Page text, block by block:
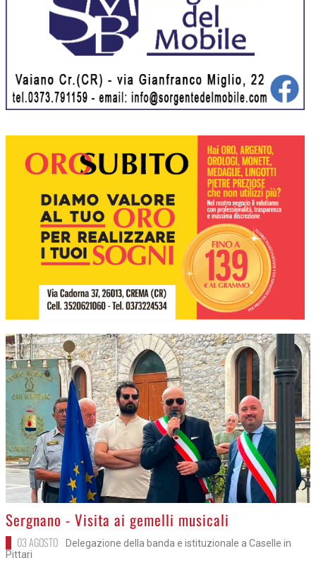
>
Sergnano - Visita ai gemelli musicali
03 AGOSTO
Delegazione della banda e istituzionale a Caselle in
Pittari